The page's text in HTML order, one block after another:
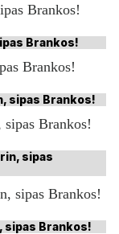
Brankos!
Brankos!
Brankos!
sipas Brankos!